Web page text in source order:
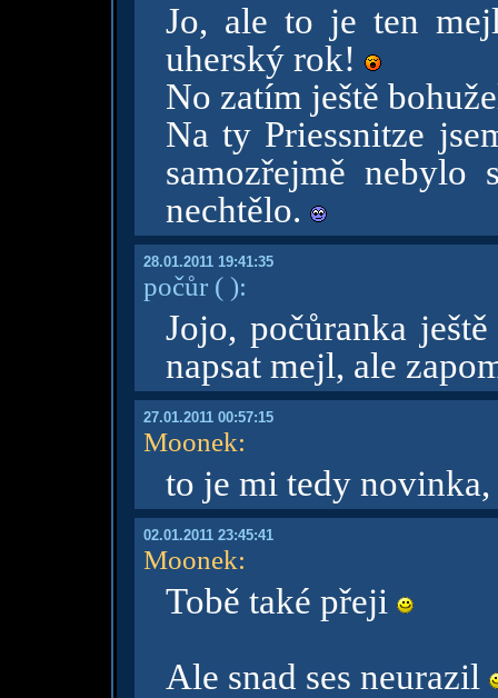
Jo, ale to je ten
uherský rok!
No zatím ještě
Na ty Priessnitze
samozřejmě
nechtělo.
28.01.2011 19:41:35
počůr( ):
Jojo, počůranka
napsat mejl, ale
27.01.2011 00:57:15
Moonek:
to je mi tedy
02.01.2011 23:45:41
Moonek:
Tobě také přeji
Ale snad ses neurazil